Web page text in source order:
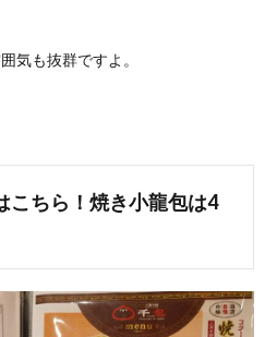
気も抜群ですよ。
こちら！焼き小龍包は4